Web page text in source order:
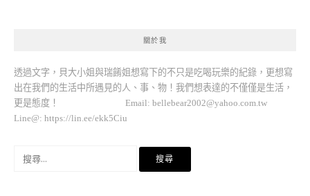
關於我
透過文字，貝大小姐與瑞餚姐想寫下的不只是吃喝玩樂的紀錄，更想寫
出在我們的生活中所遇見的人、事、物！我們想表達的不僅僅是生活，
更是態度！ Email: bellebear2002@yahoo.com.tw
Line@: https://lin.ee/ekk5Ciu